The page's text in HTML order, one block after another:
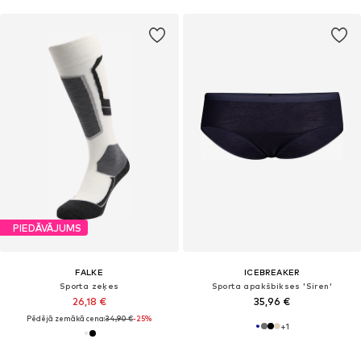
PIEDĀVĀJUMS
FALKE
Sporta zeķes
26,18 €
Pēdējā zemākā cena:34,90 €-25%
ICEBREAKER
Sporta apakšbikses 'Siren'
35,96 €
+1